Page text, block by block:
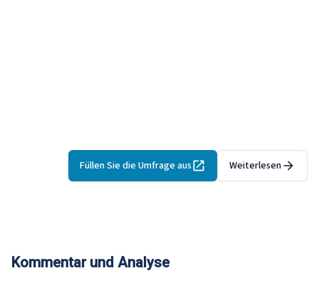
Füllen Sie die Umfrage aus Weiterlesen
Kommentar und Analyse